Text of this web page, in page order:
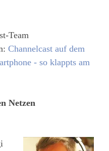
Team
Channelcast auf dem
- so klappts am
Netzen